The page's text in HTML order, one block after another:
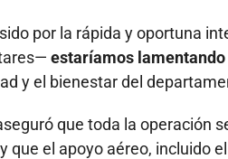
por la rápida y oportuna
estaríamos
y el bienestar del
que toda la operación
que el apoyo aéreo, incluido